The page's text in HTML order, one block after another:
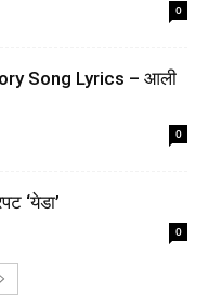
Book for
books for
16:50 GMT +05:30 -
0
Song Lyrics – आली
0
‘येडा’
0